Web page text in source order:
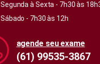
Segunda à Sexta - 7h30 às
Sábado - 7h30 às 12h
agende seu exame
(61) 99535-3867